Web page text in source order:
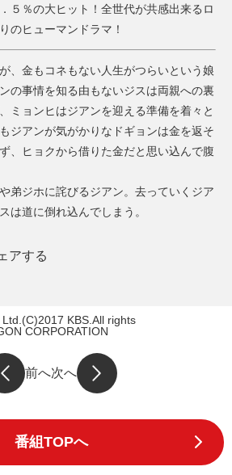
５％の大ヒット！全世代が共感出来るロ
のヒューマンドラマ！
、金もコネもない人生がつらいという娘
の事情を知る由もないジスは両親への裏
ミョンヒはジアンを迎える準備を着々と
ジアンが気がかりなドギョンは金を返そ
、ヒョクから借りた金だと思い込んで腹
弟ジホに詫びるジアン。去っていくジア
は道に倒れ込んでしまう。
アする
KBS.All rights
CORPORATION
前へ次へ
番組TOPへ